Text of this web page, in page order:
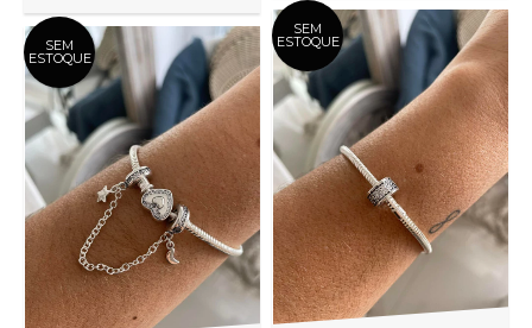
SEM
ESTOQUE
SEM
ESTOQUE